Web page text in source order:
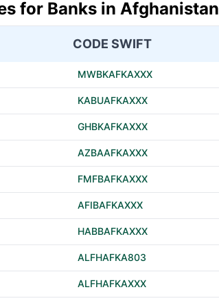
for Banks in Afghanistan
CODE SWIFT
MWBKAFKAXXX
KABUAFKAXXX
GHBKAFKAXXX
AZBAAFKAXXX
FMFBAFKAXXX
AFIBAFKAXXX
HABBAFKAXXX
ALFHAFKA803
ALFHAFKAXXX